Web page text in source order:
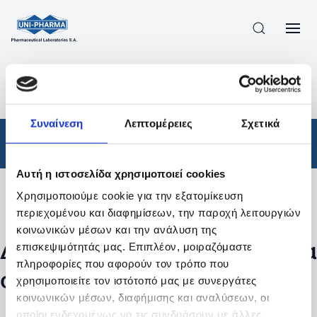
Συναίνεση Λεπτομέρειες Σχετικά
Αυτή η ιστοσελίδα χρησιμοποιεί cookies
Χρησιμοποιούμε cookie για την εξατομίκευση
περιεχομένου και διαφημίσεων, την παροχή λειτουργιών
κοινωνικών μέσων και την ανάλυση της
επισκεψιμότητάς μας. Επιπλέον, μοιραζόμαστε
πληροφορίες που αφορούν τον τρόπο που
χρησιμοποιείτε τον ιστότοπό μας με συνεργάτες
κοινωνικών μέσων, διαφήμισης και αναλύσεων, οι
οποίοι ενδεχομένως να τις συνδυάσουν με άλλες
ΠΡΟΪΟΝΤΑ
ΑΠΟΤΕΛΕΣΜΑΤΑ ΑΝΑΖΗΤΗΣΗΣ
Φάρμακα
Φίλτρα
Δεν βρέθηκαν προϊόντα με τα
συγκεκριμένα φίλτρα